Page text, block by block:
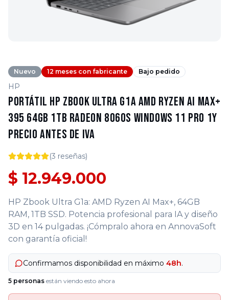
Nuevo 12 meses con fabricante Bajo pedido
HP
Portátil HP Zbook Ultra G1a AMD Ryzen AI Max+
395 64GB 1TB Radeon 8060S Windows 11 Pro 1Y
Precio antes de IVA
(3 reseñas)
$ 12.949.000
HP Zbook Ultra G1a: AMD Ryzen AI Max+, 64GB
RAM, 1TB SSD. Potencia profesional para IA y diseño
3D en 14 pulgadas. ¡Cómpralo ahora en AnnovaSoft
con garantía oficial!
Confirmamos disponibilidad en máximo 48h.
5 personas están viendo esto ahora